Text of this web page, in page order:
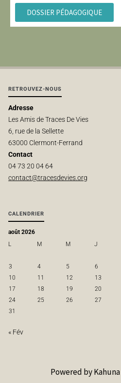
DOSSIER PÉDAGOGIQUE
RETROUVEZ-NOUS
Adresse
Les Amis de Traces De Vies
6, rue de la Sellette
63000 Clermont-Ferrand
Contact
04 73 20 04 64
contact@tracesdevies.org
CALENDRIER
août 2026
L
M M J
3
4 5 6
10
11 12 13
17
18 19 20
24
25 26 27
31
« Fév
Powered byKahuna